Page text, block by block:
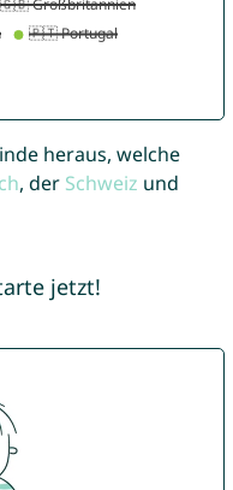
heraus, welche
, der Schweiz und
jetzt!